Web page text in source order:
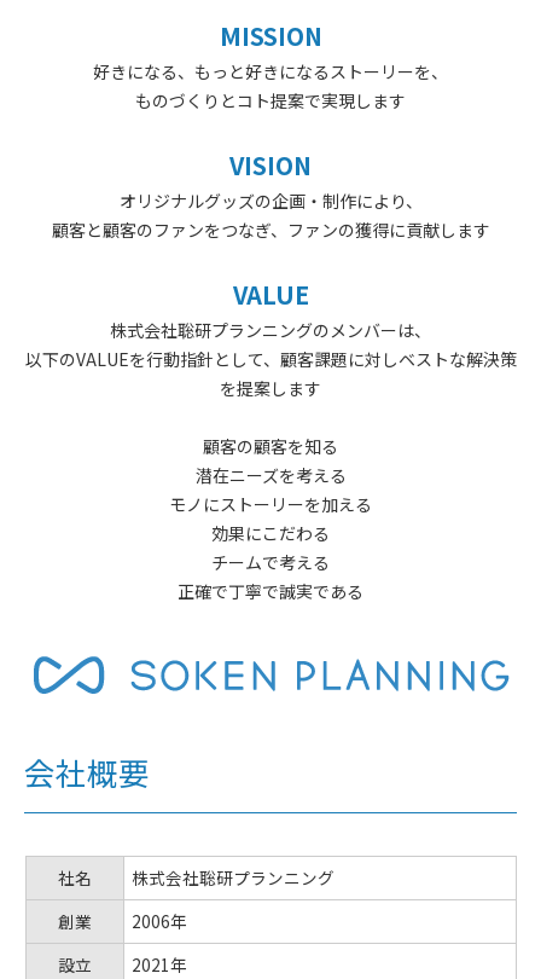
MISSION
好きになる、もっと好きになるストーリーを、
ものづくりとコト提案で実現します
VISION
オリジナルグッズの企画・制作により、
顧客と顧客のファンをつなぎ、ファンの獲得に貢献します
VALUE
株式会社聡研プランニングのメンバーは、
以下のVALUEを行動指針として、顧客課題に対しベストな解決策
を提案します
顧客の顧客を知る
潜在ニーズを考える
モノにストーリーを加える
効果にこだわる
チームで考える
正確で丁寧で誠実である
会社概要
社名
株式会社聡研プランニング
創業
2006年
設立
2021年